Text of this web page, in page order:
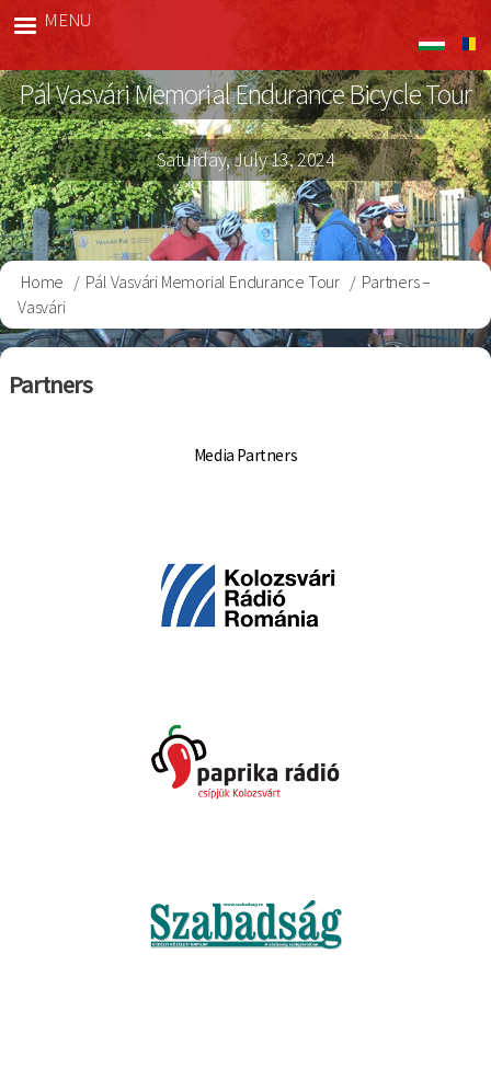
content
Bringa
MENU
Pál Vasvári Memorial Endurance Bicycle Tour
Saturday, July 13, 2024
Breadcrumb
Home Pál Vasvári Memorial Endurance Tour
Partners –
Vasvári
Partners
Media Partners